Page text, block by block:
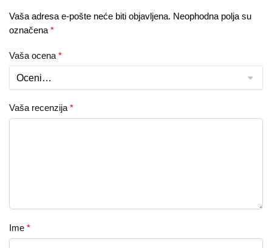
Vaša adresa e-pošte neće biti objavljena. Neophodna polja su
označena *
Vaša ocena *
Vaša recenzija *
Ime *